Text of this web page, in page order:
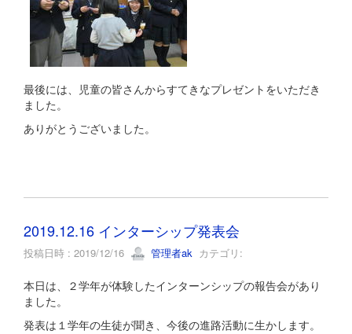
最後には、児童の皆さんからすてきなプレゼントをいただき
ました。
ありがとうございました。
2019.12.16 インターシップ発表会
投稿日時 : 2019/12/16 管理者ak カテゴリ:
本日は、２学年が体験したインターンシップの報告会があり
ました。
発表は１学年の生徒が聞き、今後の進路活動に生かします。